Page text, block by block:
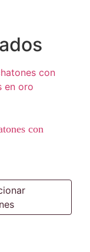
con